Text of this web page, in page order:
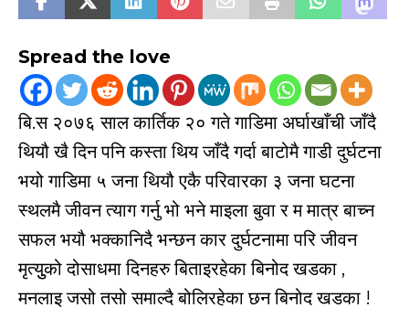
Spread the love
बि.स २०७६ साल कार्तिक २० गते गाडिमा अर्घाखाँची जाँदै
थियौ खै दिन पनि कस्ता थिय जाँदै गर्दा बाटोमै गाडी दुर्घटना
भयो गाडिमा ५ जना थियौ एकै परिवारका ३ जना घटना
स्थलमै जीवन त्याग गर्नु भो भने माइला बुवा र म मात्र बाच्न
सफल भयौ भक्कानिदै भन्छन कार दुर्घटनामा परि जीवन
मृत्युुको दोसाधमा दिनहरु बिताइरहेका बिनोद खडका ,
मनलाइ जसो तसो समाल्दै बोलिरहेका छन बिनोद खडका !